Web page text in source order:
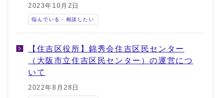
2023年10月2日
悩んでいる・相談したい
【住吉区役所】錦秀会住吉区民センター
（大阪市立住吉区民センター）の運営につ
いて
2022年8月28日